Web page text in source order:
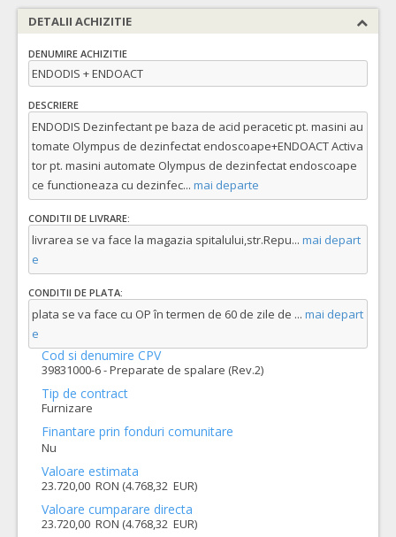
DETALII ACHIZITIE
DENUMIRE ACHIZITIE
ENDODIS + ENDOACT
DESCRIERE
ENDODIS Dezinfectant pe baza de acid peracetic pt. masini au
tomate Olympus de dezinfectat endoscoape+ENDOACT Activa
tor pt. masini automate Olympus de dezinfectat endoscoape
ce functioneaza cu dezinfec... mai departe
CONDITII DE LIVRARE:
livrarea se va face la magazia spitalului,str.Repu... mai depart
e
CONDITII DE PLATA:
plata se va face cu OP în termen de 60 de zile de ... mai depart
e
Cod si denumire CPV
39831000-6 - Preparate de spalare (Rev.2)
Tip de contract
Furnizare
Finantare prin fonduri comunitare
Nu
Valoare estimata
23.720,00 RON (4.768,32 EUR)
Valoare cumparare directa
23.720,00 RON (4.768,32 EUR)